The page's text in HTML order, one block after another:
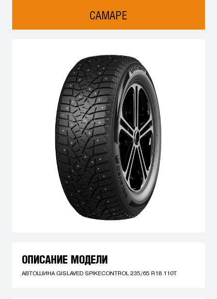
САМАРЕ
ОПИСАНИЕ МОДЕЛИ
АВТОШИНА GISLAVED SPIKECONTROL 235/65 R18 110T